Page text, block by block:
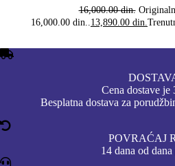
16,000.00din.
16,000.00 din.. 13,890.00 din.
Cena dostave je
Besplatna dostava za
POVRAĆAJ
14 dana od